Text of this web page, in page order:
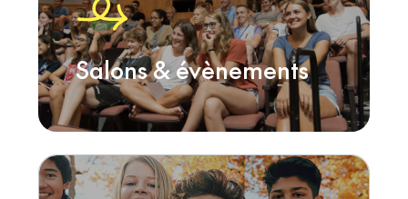
Salons & évènements